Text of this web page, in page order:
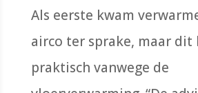
Als eerste kwam
airco ter sprake, maar dit
praktisch vanwege de